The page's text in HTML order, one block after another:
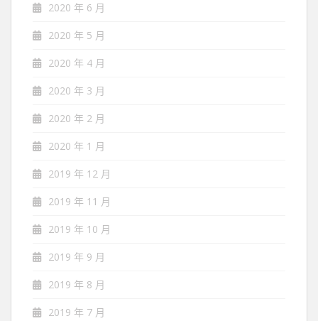
2020 年 6 月
2020 年 5 月
2020 年 4 月
2020 年 3 月
2020 年 2 月
2020 年 1 月
2019 年 12 月
2019 年 11 月
2019 年 10 月
2019 年 9 月
2019 年 8 月
2019 年 7 月